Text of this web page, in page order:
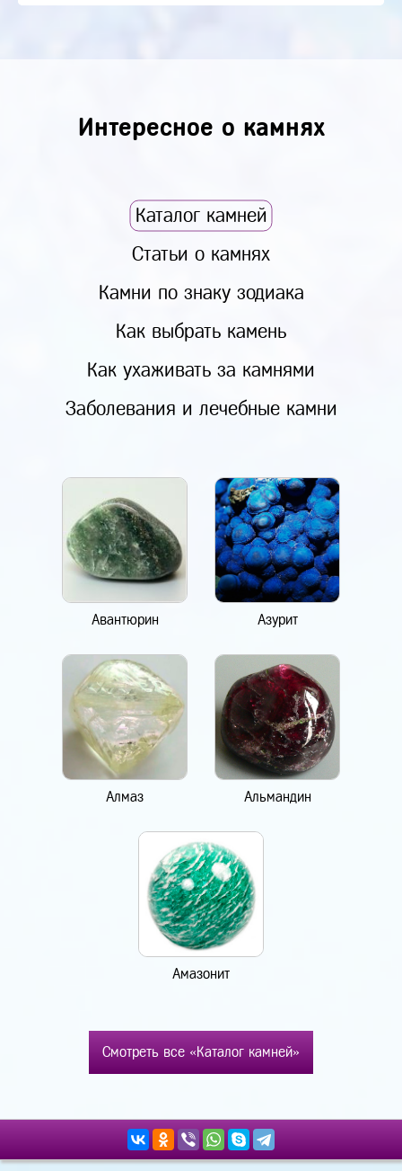
Интересное о камнях
Каталог камней
Статьи о камнях
Камни по знаку зодиака
Как выбрать камень
Как ухаживать за камнями
Заболевания и лечебные камни
Авантюрин Азурит
Алмаз Альмандин
Амазонит
Смотреть все «Каталог камней»